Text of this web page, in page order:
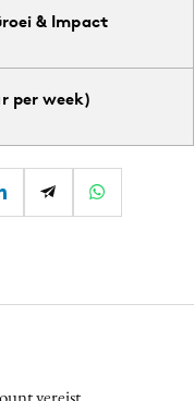
& Impact
per week)